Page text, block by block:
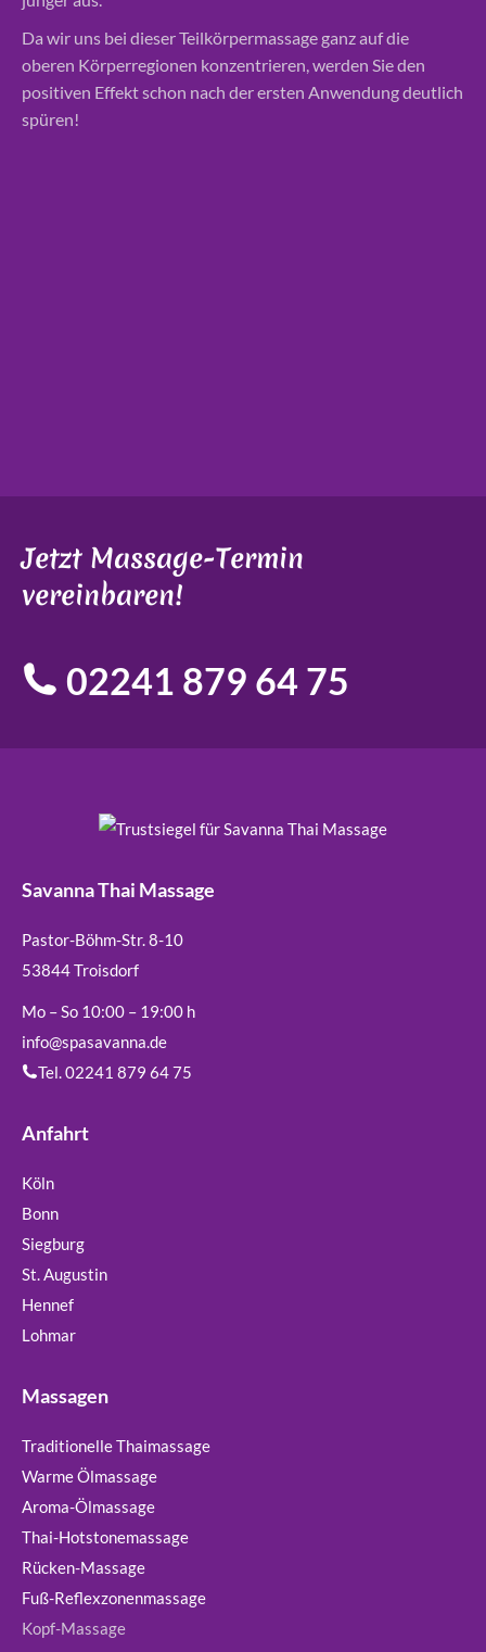
Da wir uns bei dieser Teilkörpermassage ganz auf die
oberen Körperregionen konzentrieren, werden Sie den
positiven Effekt schon nach der ersten Anwendung deutlich
spüren!
Jetzt Massage-Termin
vereinbaren!
02241 879 64 75
Savanna Thai Massage
Pastor-Böhm-Str. 8-10
53844 Troisdorf
Mo – So 10:00 – 19:00 h
info@spasavanna.de
Tel. 02241 879 64 75
Anfahrt
Köln
Bonn
Siegburg
St. Augustin
Hennef
Lohmar
Massagen
Traditionelle Thaimassage
Warme Ölmassage
Aroma-Ölmassage
Thai-Hotstonemassage
Rücken-Massage
Fuß-Reflexzonenmassage
Kopf-Massage